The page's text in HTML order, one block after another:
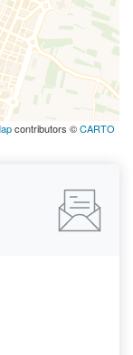
contributors ©CARTO